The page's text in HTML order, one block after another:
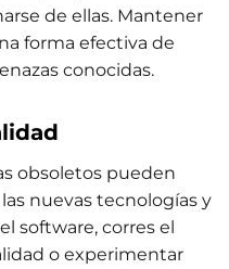
de ellas. Mantener
forma efectiva de
conocidas.
obsoletos pueden
nuevas tecnologías y
software, corres el
o experimentar